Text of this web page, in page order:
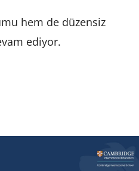
hem de düzensiz
ediyor.